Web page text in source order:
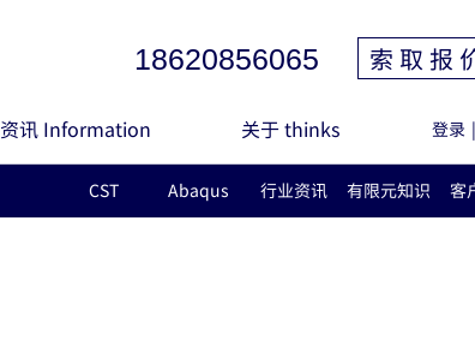
18620856065
登录 |
索 取 报
资讯 Information 关于 thinks
CST Abaqus 行业资讯 有限元知识 客